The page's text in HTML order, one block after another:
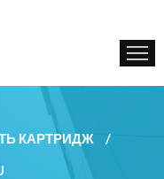
КУПИТЬ КАРТРИДЖ
ГОС. УЧРЕЖДЕНИЯМ
КОНТАКТЫ
КАРТРИДЖ
/